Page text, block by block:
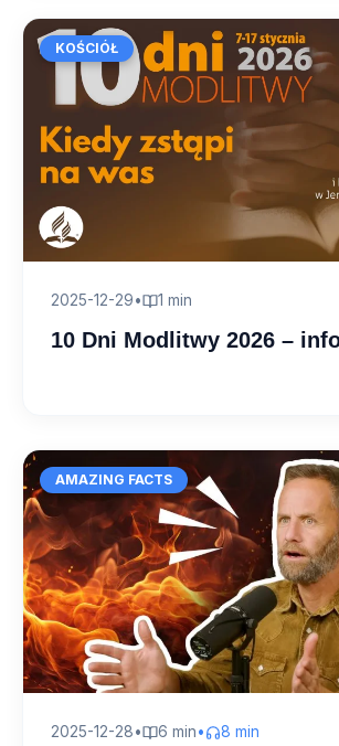
KOŚCIÓŁ
2025-12-29• 1 min
10 Dni Modlitwy 2026 –
AMAZING FACTS
2025-12-28• 6 min• 8 min